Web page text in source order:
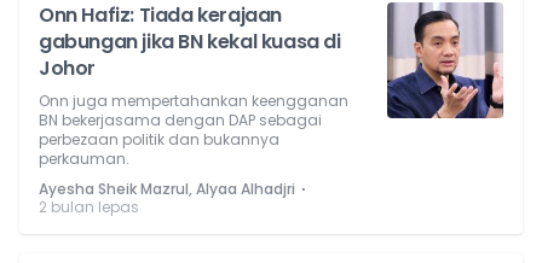
Onn Hafiz: Tiada kerajaan
gabungan jika BN kekal kuasa di
Johor
Onn juga mempertahankan keengganan
BN bekerjasama dengan DAP sebagai
perbezaan politik dan bukannya
perkauman.
Ayesha Sheik Mazrul, Alyaa Alhadjri ⋅
2 bulan lepas